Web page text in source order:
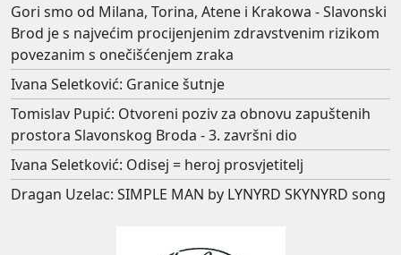
Gori smo od Milana, Torina, Atene i Krakowa - Slavonski
Brod je s najvećim procijenjenim zdravstvenim rizikom
povezanim s onečišćenjem zraka
Ivana Seletković: Granice šutnje
Tomislav Pupić: Otvoreni poziv za obnovu zapuštenih
prostora Slavonskog Broda - 3. završni dio
Ivana Seletković: Odisej = heroj prosvjetitelj
Dragan Uzelac: SIMPLE MAN by LYNYRD SKYNYRD song